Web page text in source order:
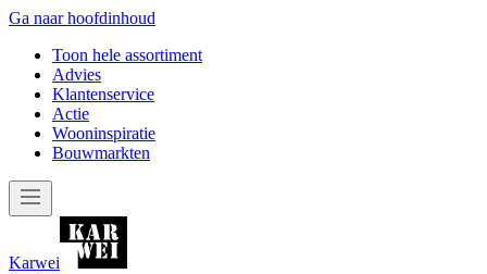
Ga naar hoofdinhoud
Toon hele assortiment
Advies
Klantenservice
Actie
Wooninspiratie
Bouwmarkten
Karwei